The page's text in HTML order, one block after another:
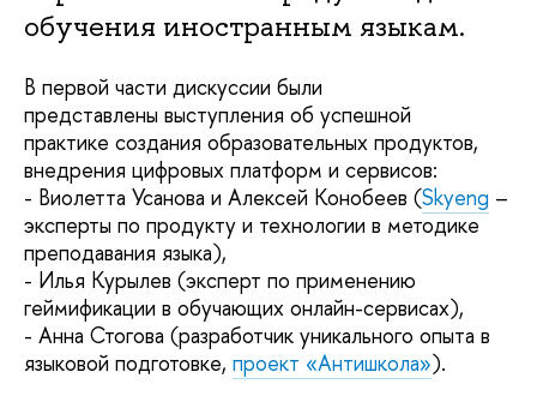
обучения иностранным языкам.
В первой части дискуссии были
представлены выступления об успешной
практике создания образовательных продуктов,
внедрения цифровых платформ и сервисов:
- Виолетта Усанова и Алексей Конобеев (Skyeng –
эксперты по продукту и технологии в методике
преподавания языка),
- Илья Курылев (эксперт по применению
геймификации в обучающих онлайн-сервисах),
- Анна Стогова (разработчик уникального опыта в
языковой подготовке, проект «Антишкола»).